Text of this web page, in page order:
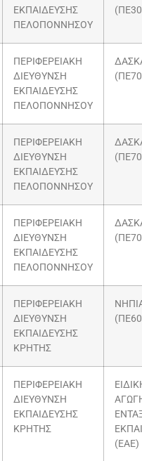
ΕΚΠΑΙΔΕΥΣΗΣ
ΠΕΛΟΠΟΝΝΗΣΟΥ
ΠΕΡΙΦΕΡΕΙΑΚΗ
ΔΙΕΥΘΥΝΣΗ
ΕΚΠΑΙΔΕΥΣΗΣ
ΠΕΛΟΠΟΝΝΗΣΟΥ
ΠΕΡΙΦΕΡΕΙΑΚΗ
ΔΙΕΥΘΥΝΣΗ
ΕΚΠΑΙΔΕΥΣΗΣ
ΠΕΛΟΠΟΝΝΗΣΟΥ
ΠΕΡΙΦΕΡΕΙΑΚΗ
ΔΙΕΥΘΥΝΣΗ
ΕΚΠΑΙΔΕΥΣΗΣ
ΠΕΛΟΠΟΝΝΗΣΟΥ
ΠΕΡΙΦΕΡΕΙΑΚΗ
ΔΙΕΥΘΥΝΣΗ
ΕΚΠΑΙΔΕΥΣΗΣ
ΚΡΗΤΗΣ
ΠΕΡΙΦΕΡΕΙΑΚΗ
ΔΙΕΥΘΥΝΣΗ
ΕΚΠΑΙΔΕΥΣΗΣ
ΚΡΗΤΗΣ
(ΕΑΕ)